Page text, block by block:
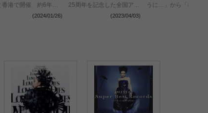
香港で開催 約6年ぶ
アジア公演が決定
(2024/01/26)
25周年を記念した全国アリ
ーナツアーが有明アリーナ
(2023/04/03)
うに…」から「希望のう